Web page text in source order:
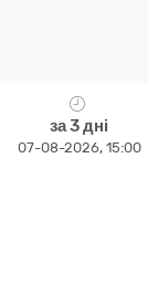
за 3 дні
07-08-2026, 15:00